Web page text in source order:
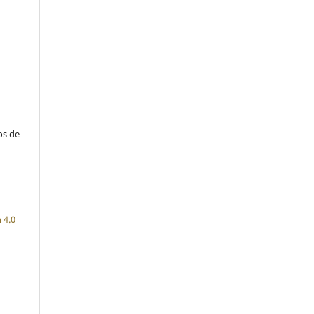
de
4.0